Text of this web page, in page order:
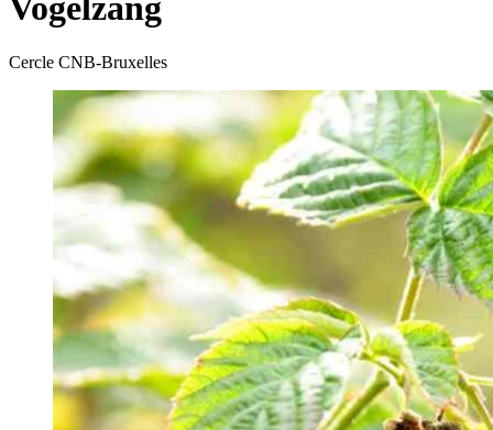
Vogelzang
Cercle CNB-Bruxelles